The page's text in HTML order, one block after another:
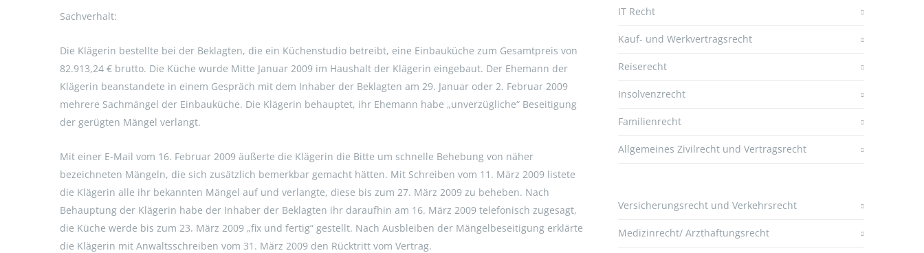
Sachverhalt:
Die Klägerin bestellte bei der Beklagten, die ein Küchenstudio betreibt, eine Einbauküche zum Gesamtpreis von
82.913,24 € brutto. Die Küche wurde Mitte Januar 2009 im Haushalt der Klägerin eingebaut. Der Ehemann der
Klägerin beanstandete in einem Gespräch mit dem Inhaber der Beklagten am 29. Januar oder 2. Februar 2009
mehrere Sachmängel der Einbauküche. Die Klägerin behauptet, ihr Ehemann habe „unverzügliche“ Beseitigung
der gerügten Mängel verlangt.
Mit einer E-Mail vom 16. Februar 2009 äußerte die Klägerin die Bitte um schnelle Behebung von näher
bezeichneten Mängeln, die sich zusätzlich bemerkbar gemacht hätten. Mit Schreiben vom 11. März 2009 listete
die Klägerin alle ihr bekannten Mängel auf und verlangte, diese bis zum 27. März 2009 zu beheben. Nach
Behauptung der Klägerin habe der Inhaber der Beklagten ihr daraufhin am 16. März 2009 telefonisch zugesagt,
die Küche werde bis zum 23. März 2009 „fix und fertig“ gestellt. Nach Ausbleiben der Mängelbeseitigung erklärte
die Klägerin mit Anwaltsschreiben vom 31. März 2009 den Rücktritt vom Vertrag.
IT Recht
Kauf- und Werkvertragsrecht
Reiserecht
Insolvenzrecht
Familienrecht
Allgemeines Zivilrecht und Vertragsrecht
Versicherungsrecht und Verkehrsrecht
Medizinrecht/ Arzthaftungsrecht